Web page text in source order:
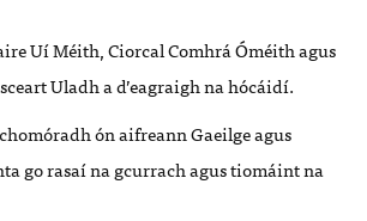
Uí Méith, Ciorcal Comhrá Óméith agus
Uladh a d’eagraigh na hócáidí.
ón aifreann Gaeilge agus
go rasaí na gcurrach agus tiomáint na